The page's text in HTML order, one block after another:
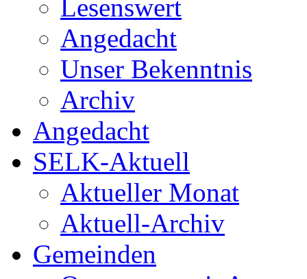
Lesenswert
Angedacht
Unser Bekenntnis
Archiv
Angedacht
SELK-Aktuell
Aktueller Monat
Aktuell-Archiv
Gemeinden